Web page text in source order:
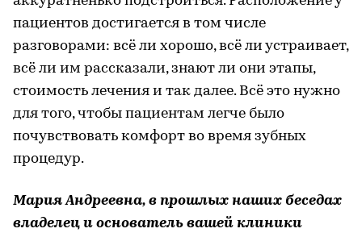
пациентов достигается в том числе
разговорами: всё ли хорошо, всё ли устраивает,
всё ли им рассказали, знают ли они этапы,
стоимость лечения и так далее. Всё это нужно
для того, чтобы пациентам легче было
почувствовать комфорт во время зубных
процедур.
Мария Андреевна, в прошлых наших беседах
владелец и основатель вашей клиники